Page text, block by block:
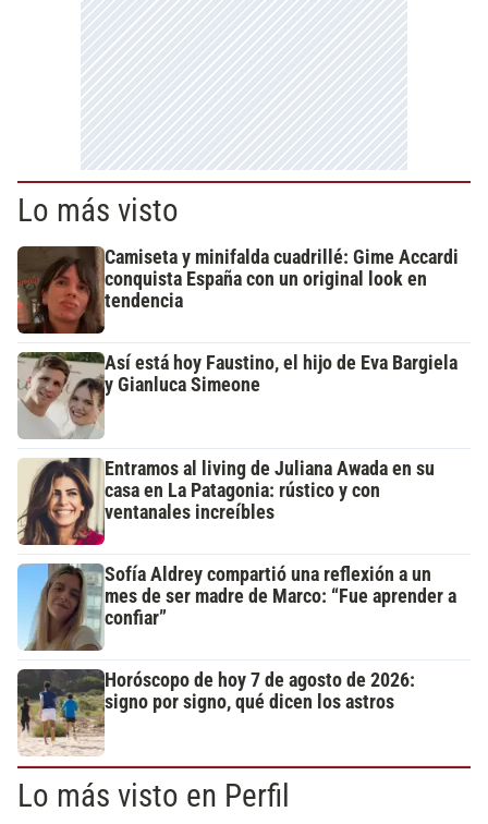
Lo más visto
Camiseta y minifalda cuadrillé: Gime Accardi
conquista España con un original look en
tendencia
Así está hoy Faustino, el hijo de Eva Bargiela
y Gianluca Simeone
Entramos al living de Juliana Awada en su
casa en La Patagonia: rústico y con
ventanales increíbles
Sofía Aldrey compartió una reflexión a un
mes de ser madre de Marco: “Fue aprender a
confiar”
Horóscopo de hoy 7 de agosto de 2026:
signo por signo, qué dicen los astros
Lo más visto en Perfil